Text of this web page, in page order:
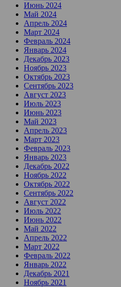
Июнь 2024
Май 2024
Апрель 2024
Март 2024
Февраль 2024
Январь 2024
Декабрь 2023
Ноябрь 2023
Октябрь 2023
Сентябрь 2023
Август 2023
Июль 2023
Июнь 2023
Май 2023
Апрель 2023
Март 2023
Февраль 2023
Январь 2023
Декабрь 2022
Ноябрь 2022
Октябрь 2022
Сентябрь 2022
Август 2022
Июль 2022
Июнь 2022
Май 2022
Апрель 2022
Март 2022
Февраль 2022
Январь 2022
Декабрь 2021
Ноябрь 2021